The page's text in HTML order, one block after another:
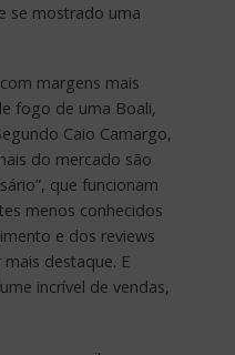
se mostrado uma
margens mais
fogo de uma Boali,
Caio Camargo,
do mercado são
que funcionam
menos conhecidos
e dos reviews
destaque. E
incrível de vendas,